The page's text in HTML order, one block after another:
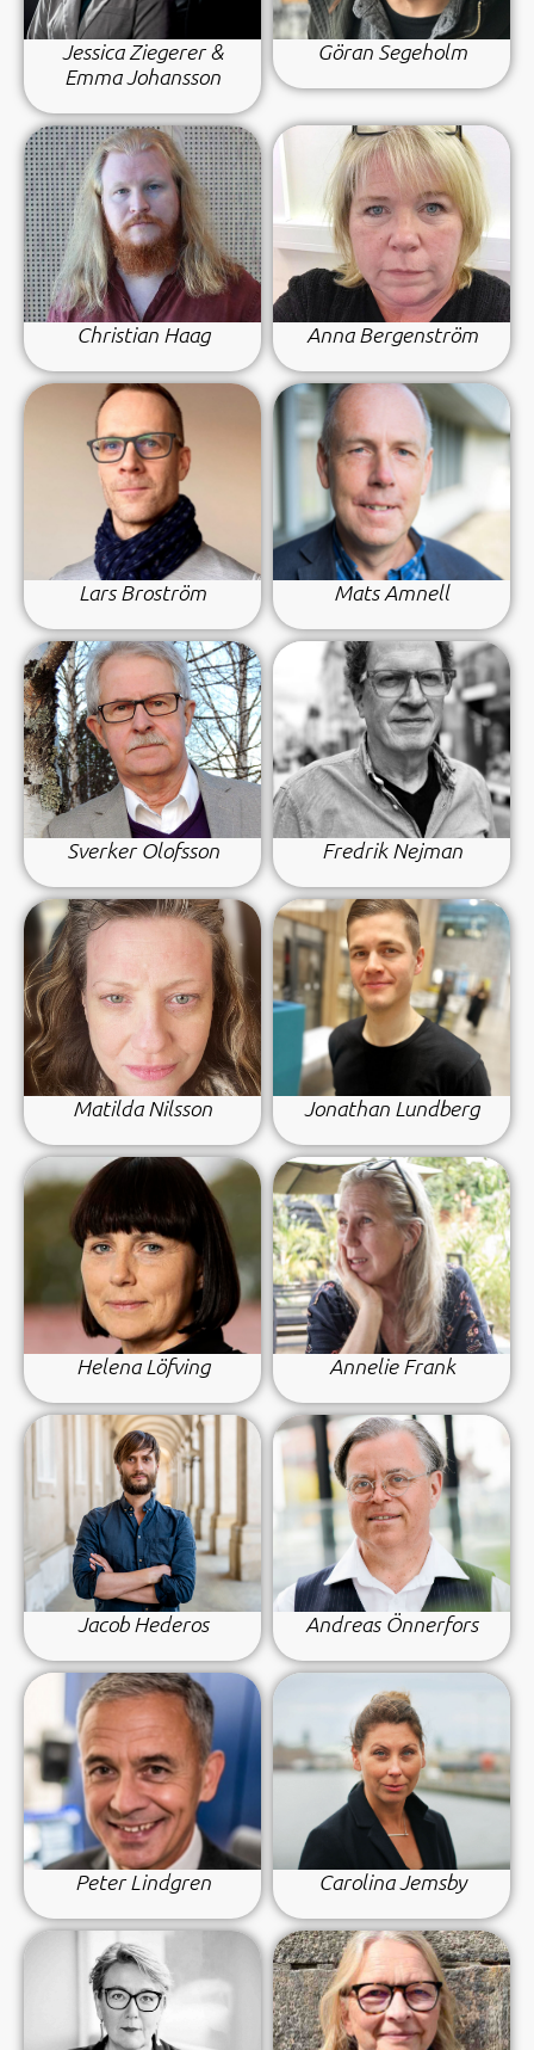
Jessica Ziegerer &
Emma Johansson
Göran Segeholm
Christian Haag Anna Bergenström
Lars Broström Mats Amnell
Sverker Olofsson Fredrik Nejman
Matilda Nilsson Jonathan Lundberg
Helena Löfving Annelie Frank
Jacob Hederos Andreas Önnerfors
Peter Lindgren Carolina Jemsby